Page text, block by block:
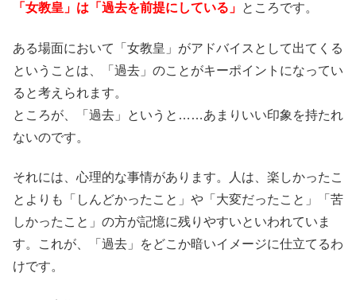
「女教皇」は「過去を前提にしている」 ところです。
ある場面において「女教皇」がアドバイスとして出てくる
ということは、「過去」のことがキーポイントになってい
ると考えられます。
ところが、「過去」というと……あまりいい印象を持たれ
ないのです。
それには、心理的な事情があります。人は、楽しかったこ
とよりも「しんどかったこと」や「大変だったこと」「苦
しかったこと」の方が記憶に残りやすいといわれていま
す。これが、「過去」をどこか暗いイメージに仕立てるわ
けです。